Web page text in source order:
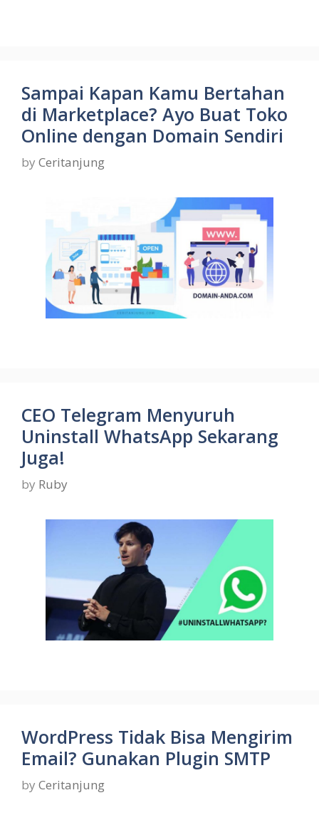
Sampai Kapan Kamu Bertahan
di Marketplace? Ayo Buat Toko
Online dengan Domain Sendiri
by Ceritanjung
CEO Telegram Menyuruh
Uninstall WhatsApp Sekarang
Juga!
by Ruby
WordPress Tidak Bisa Mengirim
Email? Gunakan Plugin SMTP
by Ceritanjung